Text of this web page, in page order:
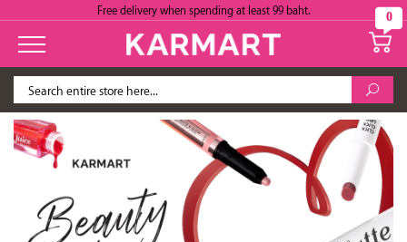
Free delivery when spending at least 99 baht. 0